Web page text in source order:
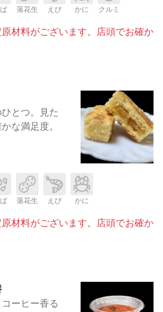
落花生 えび かに クルミ
材料がございます。店頭でお確か
とつ。見た
な満足度。
落花生 えび かに
材料がございます。店頭でお確か
ーヒー香る